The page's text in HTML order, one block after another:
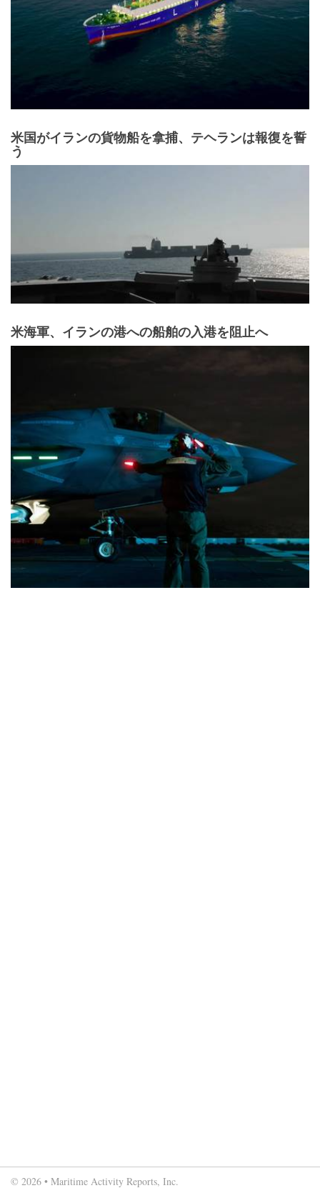
米国がイランの貨物船を拿捕、テヘランは報復を誓
う
米海軍、イランの港への船舶の入港を阻止へ
© 2026 • Maritime Activity Reports, Inc.